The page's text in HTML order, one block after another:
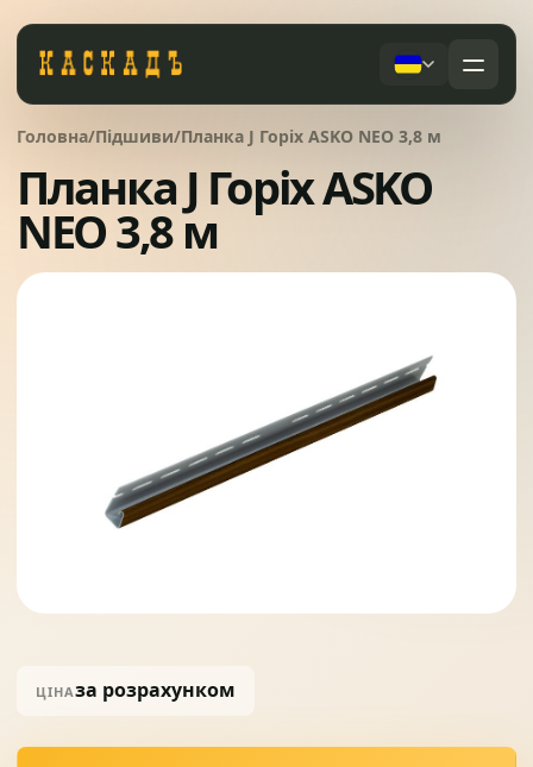
Послуги
Дах під ключ
Питання
Контакти
01 Черепиця та комплектуючі
02 Фасади та тераси
Вікна та сходи
Ворота
Солнце защита
08 Навіси з полікарбонату
Головна/Підшиви/Планка J Горіх ASKO NEO 3,8 м
Планка J Горіх ASKO
NEO 3,8 м
ЦІНАза розрахунком